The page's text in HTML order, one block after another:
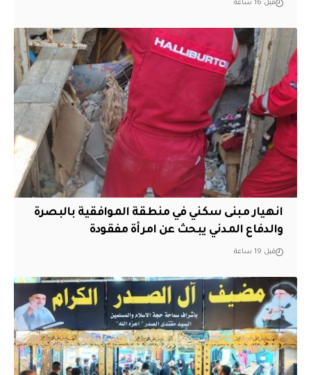
قبل 16 ساعة
انهيار مبنى سكني في منطقة الموافقية بالبصرة
والدفاع المدني يبحث عن امرأة مفقودة
قبل 19 ساعة